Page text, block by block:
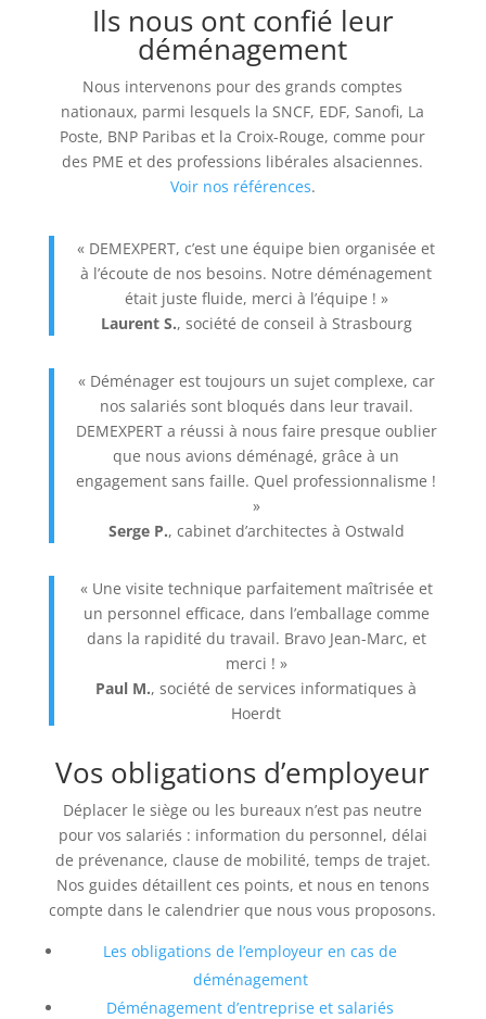
Ils nous ont confié leur
déménagement
Nous intervenons pour des grands comptes
nationaux, parmi lesquels la SNCF, EDF, Sanofi, La
Poste, BNP Paribas et la Croix-Rouge, comme pour
des PME et des professions libérales alsaciennes.
Voir nos références.
« DEMEXPERT, c’est une équipe bien organisée et
à l’écoute de nos besoins. Notre déménagement
était juste fluide, merci à l’équipe ! »
Laurent S., société de conseil à Strasbourg
« Déménager est toujours un sujet complexe, car
nos salariés sont bloqués dans leur travail.
DEMEXPERT a réussi à nous faire presque oublier
que nous avions déménagé, grâce à un
engagement sans faille. Quel professionnalisme !
»
Serge P., cabinet d’architectes à Ostwald
« Une visite technique parfaitement maîtrisée et
un personnel efficace, dans l’emballage comme
dans la rapidité du travail. Bravo Jean-Marc, et
merci ! »
Paul M., société de services informatiques à
Hoerdt
Vos obligations d’employeur
Déplacer le siège ou les bureaux n’est pas neutre
pour vos salariés : information du personnel, délai
de prévenance, clause de mobilité, temps de trajet.
Nos guides détaillent ces points, et nous en tenons
compte dans le calendrier que nous vous proposons.
Les obligations de l’employeur en cas de
déménagement
Déménagement d’entreprise et salariés